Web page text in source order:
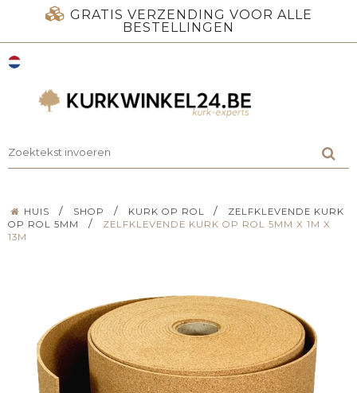
GRATIS VERZENDING VOOR ALLE
BESTELLINGEN
HUIS / SHOP / KURK OP ROL /
ZELFKLEVENDE KURK
OP ROL 5MM
/
ZELFKLEVENDE KURK OP ROL 5MM X 1M X
13M